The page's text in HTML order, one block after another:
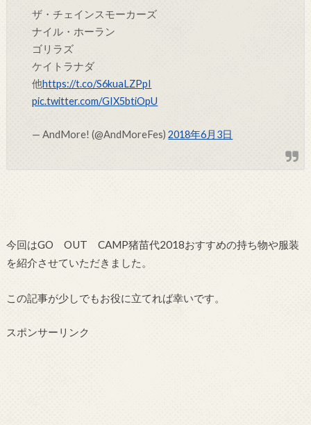
ザ・チェインスモーカーズ
ナイル・ホーラン
ゴリラズ
ケイトラナダ
他https://t.co/S6kuaLZPpI
pic.twitter.com/GIX5btiOpU
— AndMore! (@AndMoreFes)2018年6月3日
今回はGO OUT CAMP猪苗代2018おすすめの持ち物や服装
を紹介させていただきました。
この記事が少しでもお役に立てれば幸いです。
スポンサーリンク